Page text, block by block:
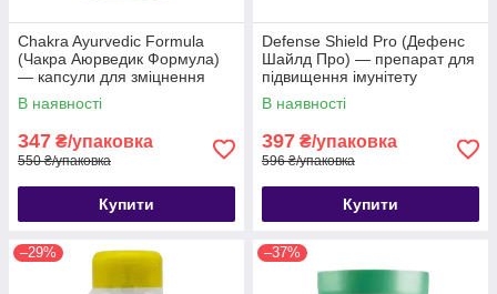
Chakra Ayurvedic Formula
(Чакра Аюрведик Формула)
— капсули для зміцнення
імунітету
В наявності
347 ₴/упаковка
550 ₴/упаковка
Купити
Defense Shield Pro (Дефенс
Шайлд Про) — препарат для
підвищення імунітету
В наявності
397 ₴/упаковка
596 ₴/упаковка
Купити
–29% –37%